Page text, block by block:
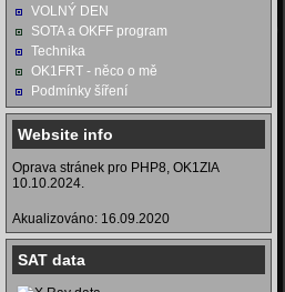
VOLNÝ DEN
SOTA a OKFF program
Technika
OK1FRT - něco o mě
Podmínky šíření
Website info
Oprava stránek pro PHP8, OK1ZIA
10.10.2024.
Akualizováno: 16.09.2020
SAT data